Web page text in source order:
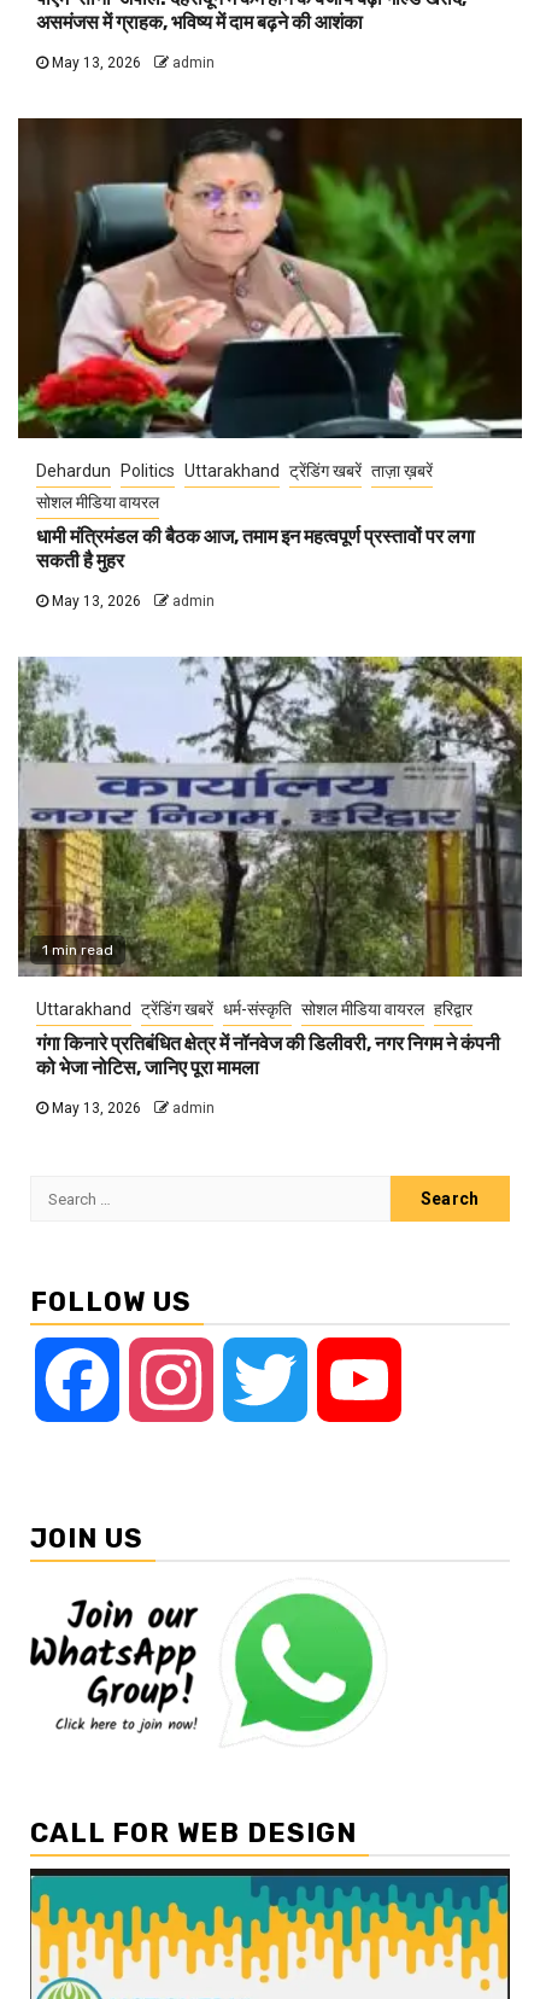
असमंजस में ग्राहक, भविष्य में दाम बढ़ने की आशंका
May 13, 2026 admin
Dehardun Politics Uttarakhand ट्रेंडिंग खबरें ताज़ा ख़बरें
सोशल मीडिया वायरल
धामी मंत्रिमंडल की बैठक आज, तमाम इन महत्वपूर्ण प्रस्तावों पर लगा
सकती है मुहर
May 13, 2026 admin
1 min read
Uttarakhand ट्रेंडिंग खबरें धर्म-संस्कृति सोशल मीडिया वायरल हरिद्वार
गंगा किनारे प्रतिबंधित क्षेत्र में नॉनवेज की डिलीवरी, नगर निगम ने कंपनी
को भेजा नोटिस, जानिए पूरा मामला
May 13, 2026 admin
Search
FOLLOW US
Facebook Instagram Twitter
JOIN US
CALL FOR WEB DESIGN